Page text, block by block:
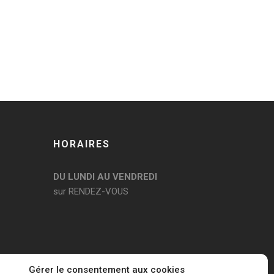
Gérer le consentement aux cookies
HORAIRES
DU LUNDI AU VENDREDI
sur RENDEZ-VOUS